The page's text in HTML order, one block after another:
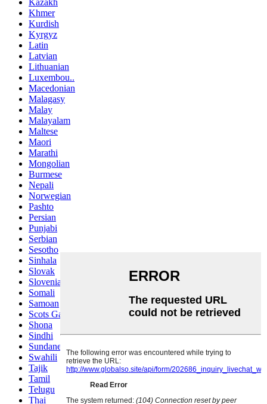
Kazakh
Khmer
Kurdish
Kyrgyz
Latin
Latvian
Lithuanian
Luxembou..
Macedonian
Malagasy
Malay
Malayalam
Maltese
Maori
Marathi
Mongolian
Burmese
Nepali
Norwegian
Pashto
Persian
Punjabi
Serbian
Sesotho
Sinhala
Slovak
Slovenian
Somali
Samoan
Scots Gaelic
Shona
Sindhi
Sundanese
Swahili
Tajik
Tamil
Telugu
Thai